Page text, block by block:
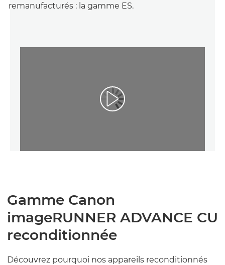
remanufacturés : la gamme ES.
Gamme Canon
imageRUNNER ADVANCE CU
reconditionnée
Découvrez pourquoi nos appareils reconditionnés